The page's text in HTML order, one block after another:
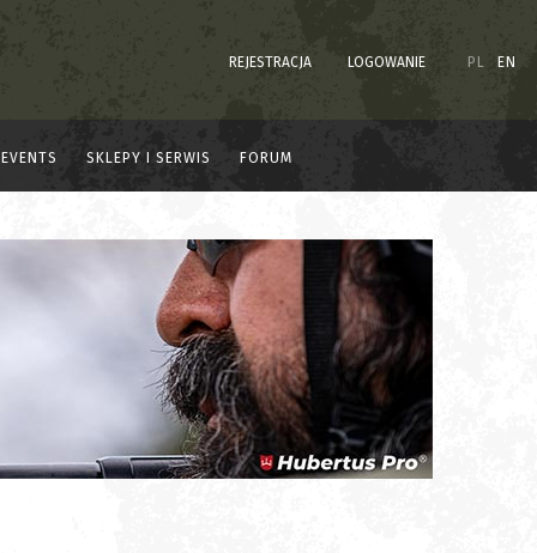
REJESTRACJA LOGOWANIE PL EN
EVENTS SKLEPY I SERWIS FORUM